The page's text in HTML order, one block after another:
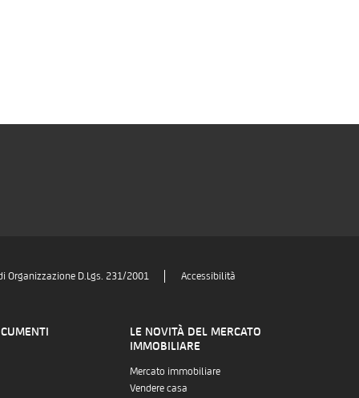
Organizzazione D.Lgs. 231/2001 Accessibilità
LE NOVITÀ DEL MERCATO
IMMOBILIARE
Mercato immobiliare
Vendere casa